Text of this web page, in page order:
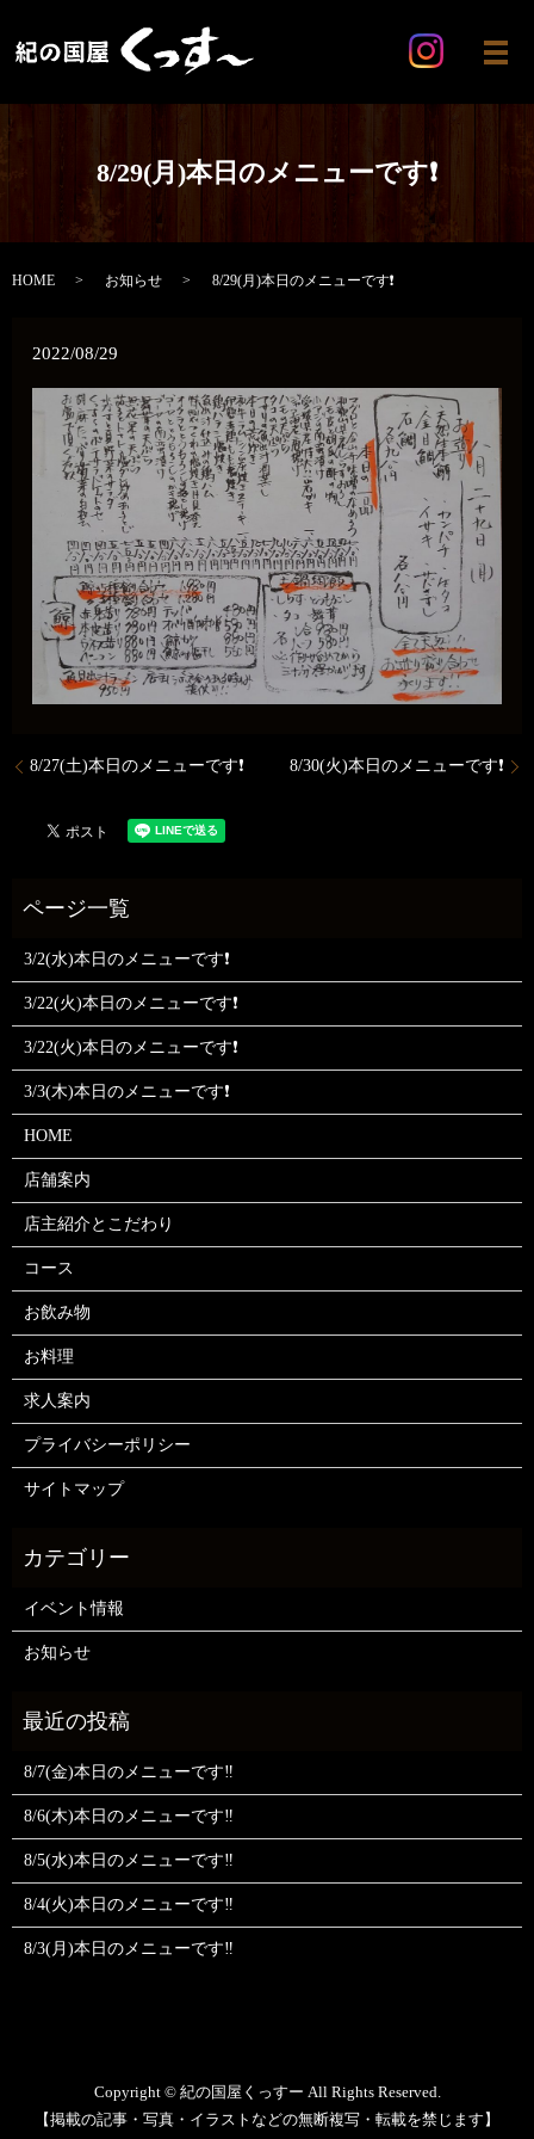
メ
8/29(月)本日のメニューです❗
HOME お知らせ 8/29(月)本日のメニューです❗
2022/08/29
8/27(土)本日のメニューです❗ 8/30(火)本日のメニューです❗
3/2(水)本日のメニューです❗
3/22(火)本日のメニューです❗
3/22(火)本日のメニューです❗
3/3(木)本日のメニューです❗
HOME
店舗案内
店主紹介とこだわり
コース
お飲み物
お料理
求人案内
プライバシーポリシー
サイトマップ
イベント情報
お知らせ
8/7(金)本日のメニューです‼️
8/6(木)本日のメニューです‼️
8/5(水)本日のメニューです‼️
8/4(火)本日のメニューです‼️
8/3(月)本日のメニューです‼️
Copyright © 紀の国屋くっすー All Rights Reserved.
【掲載の記事・写真・イラストなどの無断複写・転載を禁じます】